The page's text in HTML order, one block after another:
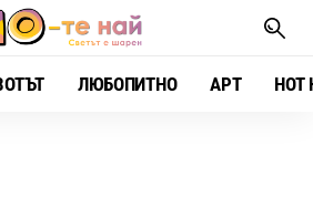
ЛЮБОПИТНО АРТ HOT